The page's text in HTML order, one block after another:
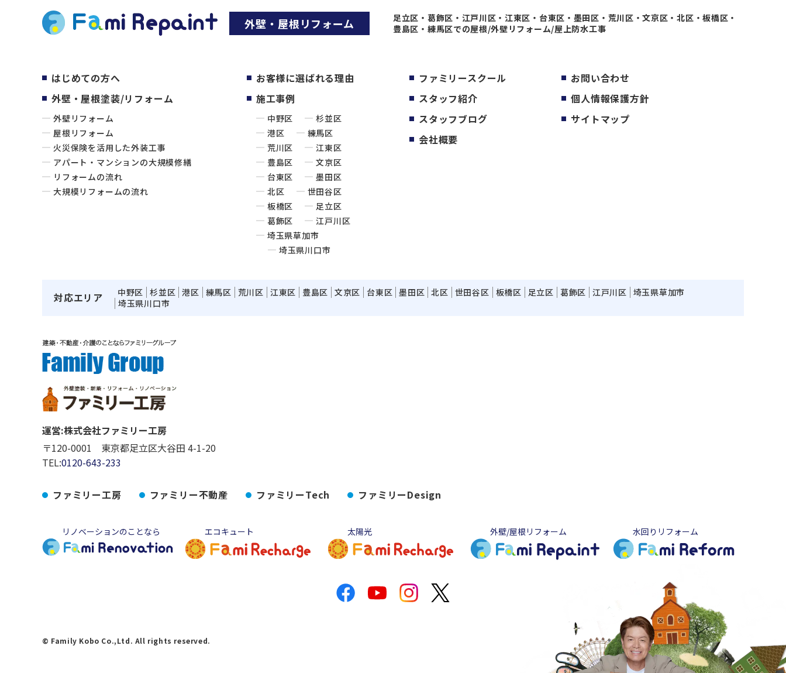
外壁・屋根リフォーム
足立区・葛飾区・江戸川区・江東区・台東区・墨田区・荒川区・文京区・北区・板橋区・
豊島区・練馬区での屋根/外壁リフォーム/屋上防水工事
はじめての方へ
外壁・屋根塗装/リフォーム
外壁リフォーム
屋根リフォーム
火災保険を活用した外装工事
アパート・マンションの大規模修繕
リフォームの流れ
大規模リフォームの流れ
お客様に選ばれる理由
施工事例
中野区
杉並区
港区
練馬区
荒川区
江東区
豊島区
文京区
台東区
墨田区
北区
世田谷区
板橋区
足立区
葛飾区
江戸川区
埼玉県草加市
埼玉県川口市
ファミリースクール
スタッフ紹介
スタッフブログ
会社概要
お問い合わせ
個人情報保護方針
サイトマップ
対応エリア 中野区 杉並区 港区 練馬区 荒川区 江東区 豊島区 文京区 台東区 墨田区 北区 世田谷区 板橋区 足立区 葛飾区 江戸川区 埼玉県草加市
埼玉県川口市
運営:株式会社ファミリー工房
〒120-0001 東京都足立区大谷田 4-1-20
TEL:0120-643-233
ファミリー工房 ファミリー不動産 ファミリーTech ファミリーDesign
リノベーションのことなら エコキュート 太陽光 外壁/屋根リフォーム 水回りリフォーム
© Family Kobo Co.,Ltd. All rights reserved.